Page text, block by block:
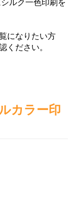
シルク一色印刷を
になりたい方
ください。
カラー印